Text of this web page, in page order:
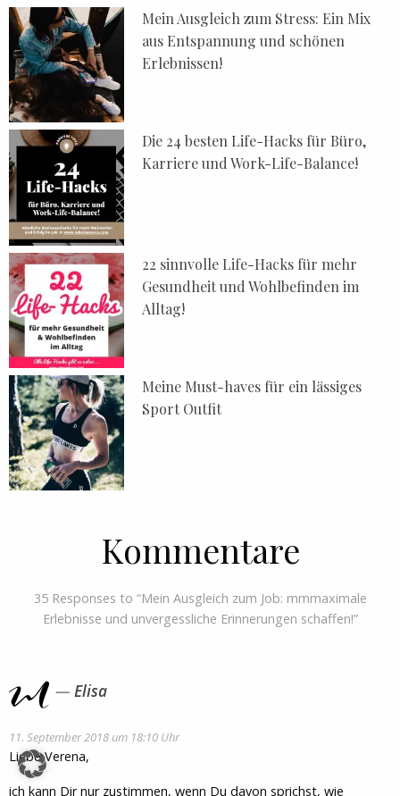
Mein Ausgleich zum Stress: Ein Mix
aus Entspannung und schönen
Erlebnissen!
Die 24 besten Life-Hacks für Büro,
Karriere und Work-Life-Balance!
22 sinnvolle Life-Hacks für mehr
Gesundheit und Wohlbefinden im
Alltag!
Meine Must-haves für ein lässiges
Sport Outfit
Kommentare
35 Responses to “Mein Ausgleich zum Job: mmmaximale
Erlebnisse und unvergessliche Erinnerungen schaffen!”
Elisa
11. September 2018 um 18:10 Uhr
Liebe Verena,
ich kann Dir nur zustimmen, wenn Du davon sprichst, wie